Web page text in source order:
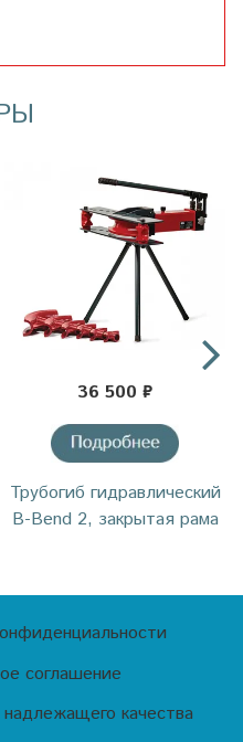
36 500 ₽
Трубогиб гидравлический
B-Bend 2, закрытая рама
соглашение
качества